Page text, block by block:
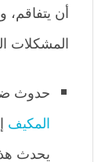
أن يتفاقم،
المشكلات
حدوث
المكيف
يحدث